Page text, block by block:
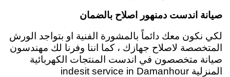
صيانة اندست دمنهور اصلاح بالضمان
لكي نكون معك دائماً بالمشورة الفنية او بتواجد الورش
المتخصصة لاصلاح جهازك ، كما اننا وفرنا لك مهندسون
صيانة متخصصون في اندست المنتجات الكهربائية
المنزلية indesit service in Damanhour